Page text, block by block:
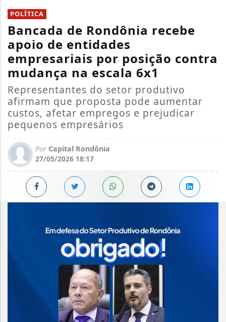
POLÍTICA
Bancada de Rondônia recebe
apoio de entidades
empresariais por posição contra
mudança na escala 6x1
Representantes do setor produtivo
afirmam que proposta pode aumentar
custos, afetar empregos e prejudicar
pequenos empresários
Por Capital Rondônia
27/05/2026 18:17